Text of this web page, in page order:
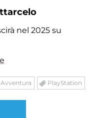
nel 2025 su
Avventura PlayStation